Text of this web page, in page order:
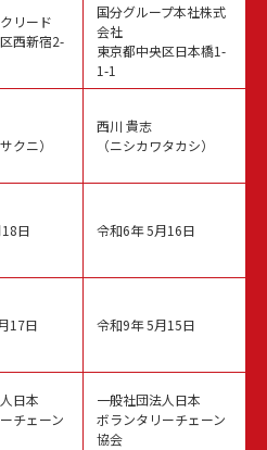
リード
西新宿2-
クニ）
日
17日
日本
チェーン
国分グループ本社株式
会社
東京都中央区日本橋1-
1-1
西川 貴志
（ニシカワタカシ）
令和6年 5月16日
令和9年 5月15日
一般社団法人日本
ボランタリーチェーン
協会